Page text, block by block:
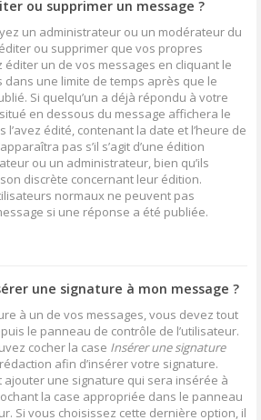
ou supprimer un message ?
un administrateur ou un modérateur du
ou supprimer que vos propres
éditer un de vos messages en cliquant le
une limite de temps après que le
Si quelqu’un a déjà répondu à votre
en dessous du message affichera le
édité, contenant la date et l’heure de
pas s’il s’agit d’une édition
ou un administrateur, bien qu’ils
discrète concernant leur édition.
normaux ne peuvent pas
si une réponse a été publiée.
une signature à mon message ?
à un de vos messages, vous devez tout
le panneau de contrôle de l’utilisateur.
cocher la case Insérer une signature
afin d’insérer votre signature.
une signature qui sera insérée à
la case appropriée dans le panneau
Si vous choisissez cette dernière option, il